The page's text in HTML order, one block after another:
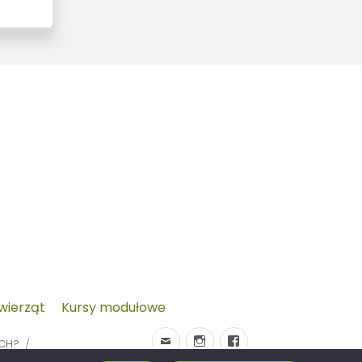
Kursy modułowe